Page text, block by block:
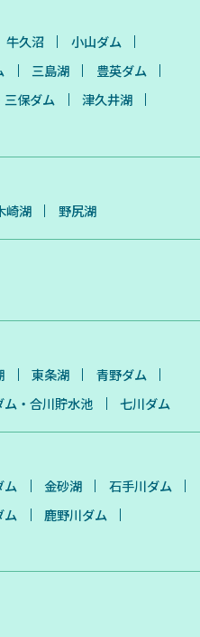
牛久沼
小山ダム
三島湖
豊英ダム
三保ダム
津久井湖
崎湖 野尻湖
東条湖
青野ダム
ム・合川貯水池 七川ダム
ム 金砂湖
石手川ダム
ム
鹿野川ダム